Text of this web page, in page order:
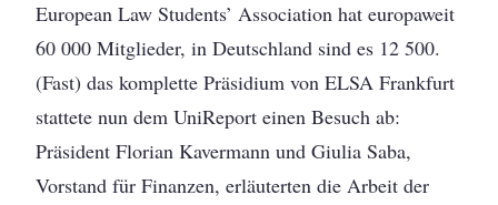
European Law Students’ Association hat europaweit
60 000 Mitglieder, in Deutschland sind es 12 500.
(Fast) das komplette Präsidium von ELSA Frankfurt
stattete nun dem UniReport einen Besuch ab:
Präsident Florian Kavermann und Giulia Saba,
Vorstand für Finanzen, erläuterten die Arbeit der